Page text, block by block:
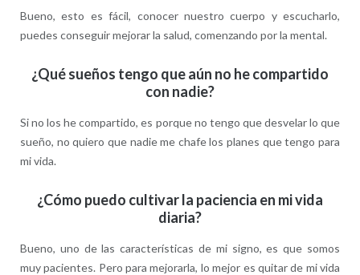
Bueno, esto es fácil, conocer nuestro cuerpo y escucharlo,
puedes conseguir mejorar la salud, comenzando por la mental.
¿Qué sueños tengo que aún no he compartido
con nadie?
Si no los he compartido, es porque no tengo que desvelar lo que
sueño, no quiero que nadie me chafe los planes que tengo para
mi vida.
¿Cómo puedo cultivar la paciencia en mi vida
diaria?
Bueno, uno de las características de mi signo, es que somos
muy pacientes. Pero para mejorarla, lo mejor es quitar de mi vida